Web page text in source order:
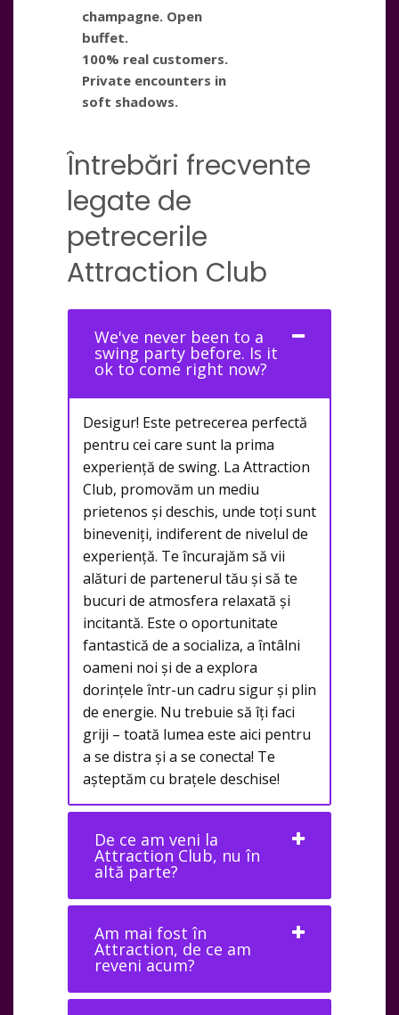
champagne. Open
buffet.
100% real customers.
Private encounters in
soft shadows.
Întrebări frecvente
legate de
petrecerile
Attraction Club
We've never been to a
swing party before. Is it
ok to come right now?
Desigur! Este petrecerea perfectă
pentru cei care sunt la prima
experiență de swing. La Attraction
Club, promovăm un mediu
prietenos și deschis, unde toți sunt
bineveniți, indiferent de nivelul de
experiență. Te încurajăm să vii
alături de partenerul tău și să te
bucuri de atmosfera relaxată și
incitantă. Este o oportunitate
fantastică de a socializa, a întâlni
oameni noi și de a explora
dorințele într-un cadru sigur și plin
de energie. Nu trebuie să îți faci
griji – toată lumea este aici pentru
a se distra și a se conecta! Te
așteptăm cu brațele deschise!
De ce am veni la
Attraction Club, nu în
altă parte?
Am mai fost în
Attraction, de ce am
reveni acum?